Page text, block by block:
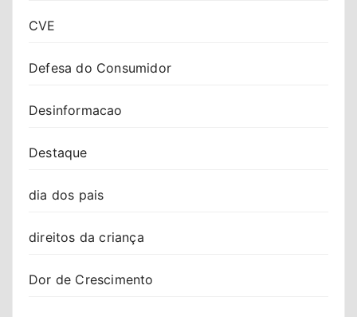
CVE
Defesa do Consumidor
Desinformacao
Destaque
dia dos pais
direitos da criança
Dor de Crescimento